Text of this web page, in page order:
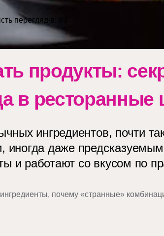
переглядів:
продукты:
в
ингредиентов, почти
иногда даже
и работают со вкусом по
почему «странные»